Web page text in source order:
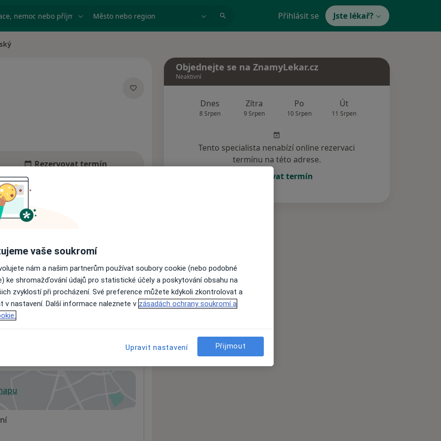
nemoc nebo příjmení Město nebo region Přihlásit se Jste lékař?
Rezervovat termín
nejsou k dispozici
informace o svých službách.
v nové záložce
Objednejte se na ZnamyLekar.cz
Neaktivní
Dnes
8 Srpen
Zítra
9 Srpen
Po
10 Srpen
Út
11 Srpen
Tento specialista nenabízí online rezervaci
termínu na této adrese.
Rezervovat termín
vaše soukromí
nám a našim partnerům používat soubory cookie (nebo podobné
ke shromažďování údajů pro statistické účely a poskytování obsahu na
zvyklostí při procházení. Své preference můžete kdykoli zkontrolovat a
v nastavení. Další informace naleznete v zásadách ochrany soukromí a
Upravit nastavení Přijmout